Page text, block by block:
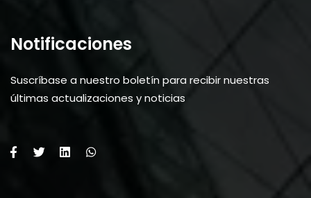
Notificaciones
Suscríbase a nuestro boletín para recibir nuestras
últimas actualizaciones y noticias